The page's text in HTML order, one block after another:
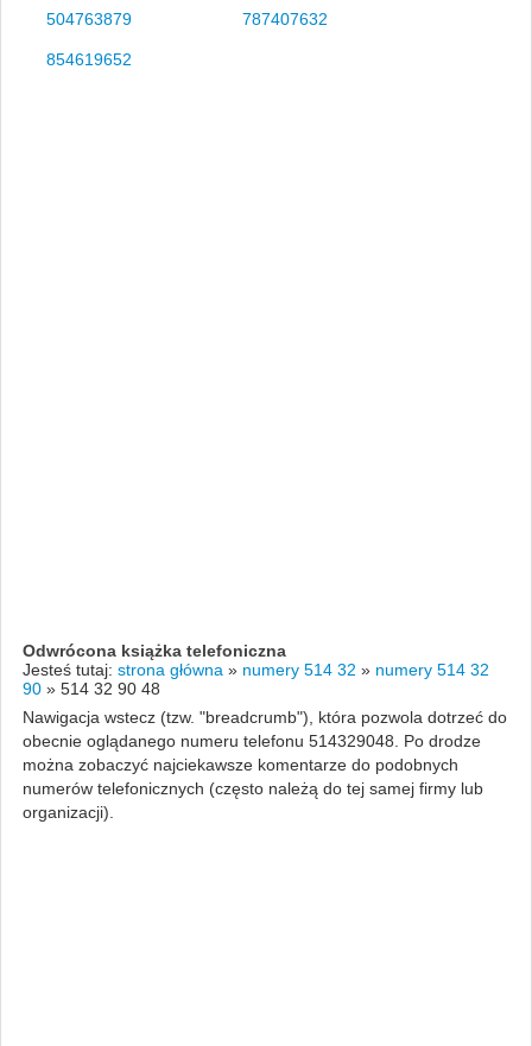
504763879 787407632
854619652
Odwrócona książka telefoniczna
Jesteś tutaj: strona główna » numery 514 32 » numery 514 32
90 » 514 32 90 48
Nawigacja wstecz (tzw. "breadcrumb"), która pozwola dotrzeć do
obecnie oglądanego numeru telefonu 514329048. Po drodze
można zobaczyć najciekawsze komentarze do podobnych
numerów telefonicznych (często należą do tej samej firmy lub
organizacji).